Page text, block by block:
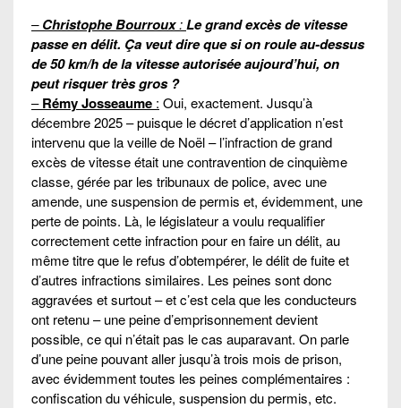
–Christophe Bourroux:Le grand excès de vitesse
passe en délit. Ça veut dire que si on roule au-dessus
de 50 km/h de la vitesse autorisée aujourd’hui, on
peut risquer très gros ?
–Rémy Josseaume : Oui, exactement. Jusqu’à
décembre 2025 – puisque le décret d’application n’est
intervenu que la veille de Noël – l’infraction de grand
excès de vitesse était une contravention de cinquième
classe, gérée par les tribunaux de police, avec une
amende, une suspension de permis et, évidemment, une
perte de points. Là, le législateur a voulu requalifier
correctement cette infraction pour en faire un délit, au
même titre que le refus d’obtempérer, le délit de fuite et
d’autres infractions similaires. Les peines sont donc
aggravées et surtout – et c’est cela que les conducteurs
ont retenu – une peine d’emprisonnement devient
possible, ce qui n’était pas le cas auparavant. On parle
d’une peine pouvant aller jusqu’à trois mois de prison,
avec évidemment toutes les peines complémentaires :
confiscation du véhicule, suspension du permis, etc.